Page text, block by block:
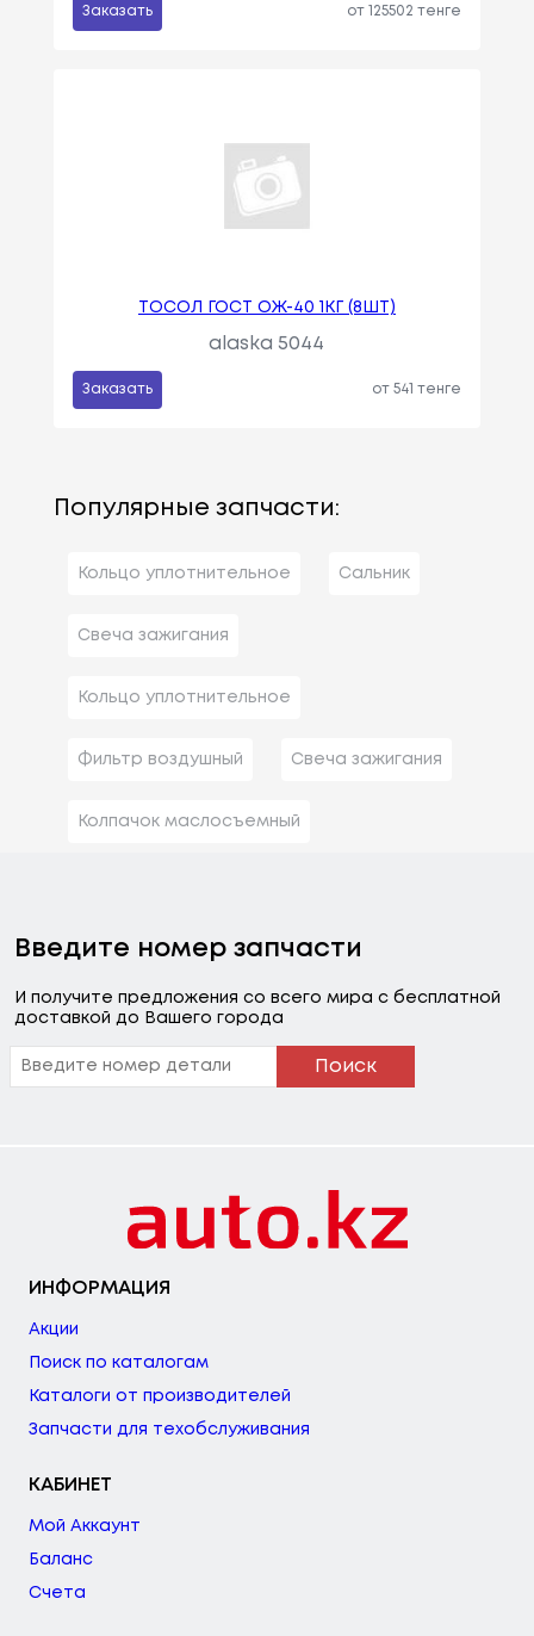
Заказать от 125502 тенге
ТОСОЛ ГОСТ ОЖ-40 1КГ (8ШТ)
alaska 5044
Заказать от 541 тенге
Популярные запчасти:
Кольцо уплотнительное Сальник
Свеча зажигания
Кольцо уплотнительное
Фильтр воздушный Свеча зажигания
Колпачок маслосъемный
Введите номер запчасти
И получите предложения со всего мира с бесплатной
доставкой до Вашего города
Поиск
ИНФОРМАЦИЯ
Акции
Поиск по каталогам
Каталоги от производителей
Запчасти для техобслуживания
КАБИНЕТ
Мой Аккаунт
Баланс
Счета